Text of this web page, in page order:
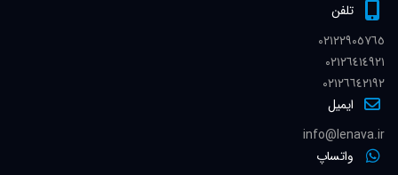
تلفن
٠٢١٢٢٩٠٥٧٦٥
٠٢١٢٦٤١٤٩٢١
٠٢١٢٦٦٤٢١٩٢
ایمیل
info@lenava.ir
واتساپ